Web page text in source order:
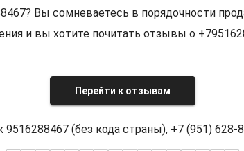
Вы сомневаетесь в порядочности
и вы хотите почитать отзывы о
Перейти к отзывам
(без кода страны), +7 (951) 628-